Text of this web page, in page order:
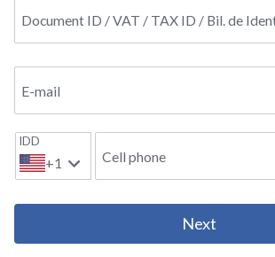
Document ID / VAT / TAX ID / Bil. de
E-mail
IDD
+1 Cell phone
Next